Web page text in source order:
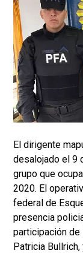
El dirigente
desalojado el 9
grupo que
2020. El
federal de
presencia
participación de
Patricia